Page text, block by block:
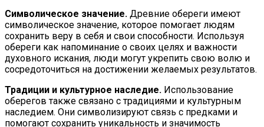
Символическое значение. Древние обереги имеют
символическое значение, которое помогает людям
сохранить веру в себя и свои способности. Используя
обереги как напоминание о своих целях и важности
духовного искания, люди могут укрепить свою волю и
сосредоточиться на достижении желаемых результатов.
Традиции и культурное наследие. Использование
оберегов также связано с традициями и культурным
наследием. Они символизируют связь с предками и
помогают сохранить уникальность и значимость